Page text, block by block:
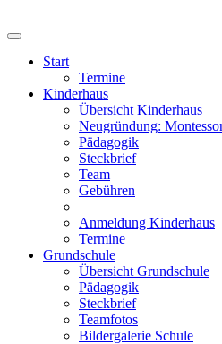
Start
Termine
Kinderhaus
Übersicht Kinderhaus
Neugründung:
Pädagogik
Steckbrief
Team
Gebühren
Anmeldung Kinderhaus
Termine
Grundschule
Übersicht Grundschule
Pädagogik
Steckbrief
Teamfotos
Bildergalerie Schule